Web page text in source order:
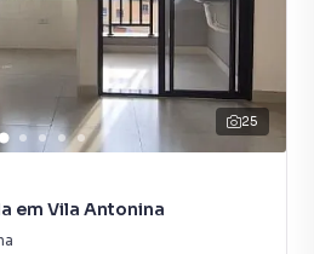
25
em Vila Antonina